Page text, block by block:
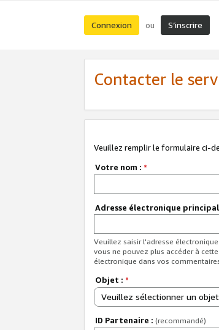
Connexion ou S’inscrire
Contacter le
Veuillez remplir le formulaire ci-
Votre nom : *
Adresse électronique
Veuillez saisir l'adresse
vous ne pouvez plus accéder à
électronique dans vos
Objet : *
Veuillez sélectionner un objet
ID Partenaire : (recommandé)